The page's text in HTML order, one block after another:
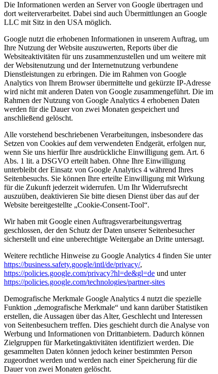
Die Informationen werden an Server von Google übertragen und
dort weiterverarbeitet. Dabei sind auch Übermittlungen an Google
LLC mit Sitz in den USA möglich.
Google nutzt die erhobenen Informationen in unserem Auftrag, um
Ihre Nutzung der Website auszuwerten, Reports über die
Websiteaktivitäten für uns zusammenzustellen und um weitere mit
der Websitenutzung und der Internetnutzung verbundene
Dienstleistungen zu erbringen. Die im Rahmen von Google
Analytics von Ihrem Browser übermittelte und gekürzte IP-Adresse
wird nicht mit anderen Daten von Google zusammengeführt. Die im
Rahmen der Nutzung von Google Analytics 4 erhobenen Daten
werden für die Dauer von zwei Monaten gespeichert und
anschließend gelöscht.
Alle vorstehend beschriebenen Verarbeitungen, insbesondere das
Setzen von Cookies auf dem verwendeten Endgerät, erfolgen nur,
wenn Sie uns hierfür Ihre ausdrückliche Einwilligung gem. Art. 6
Abs. 1 lit. a DSGVO erteilt haben. Ohne Ihre Einwilligung
unterbleibt der Einsatz von Google Analytics 4 während Ihres
Seitenbesuchs. Sie können Ihre erteilte Einwilligung mit Wirkung
für die Zukunft jederzeit widerrufen. Um Ihr Widerrufsrecht
auszuüben, deaktivieren Sie bitte diesen Dienst über das auf der
Website bereitgestellte „Cookie-Consent-Tool“.
Wir haben mit Google einen Auftragsverarbeitungsvertrag
geschlossen, der den Schutz der Daten unserer Seitenbesucher
sicherstellt und eine unberechtigte Weitergabe an Dritte untersagt.
Weitere rechtliche Hinweise zu Google Analytics 4 finden Sie unter
https://business.safety.google/intl/de/privacy/,
https://policies.google.com/privacy?hl=de&gl=de und unter
https://policies.google.com/technologies/partner-sites
Demografische Merkmale Google Analytics 4 nutzt die spezielle
Funktion „demografische Merkmale“ und kann darüber Statistiken
erstellen, die Aussagen über das Alter, Geschlecht und Interessen
von Seitenbesuchern treffen. Dies geschieht durch die Analyse von
Werbung und Informationen von Drittanbietern. Dadurch können
Zielgruppen für Marketingaktivitäten identifiziert werden. Die
gesammelten Daten können jedoch keiner bestimmten Person
zugeordnet werden und werden nach einer Speicherung für die
Dauer von zwei Monaten gelöscht.